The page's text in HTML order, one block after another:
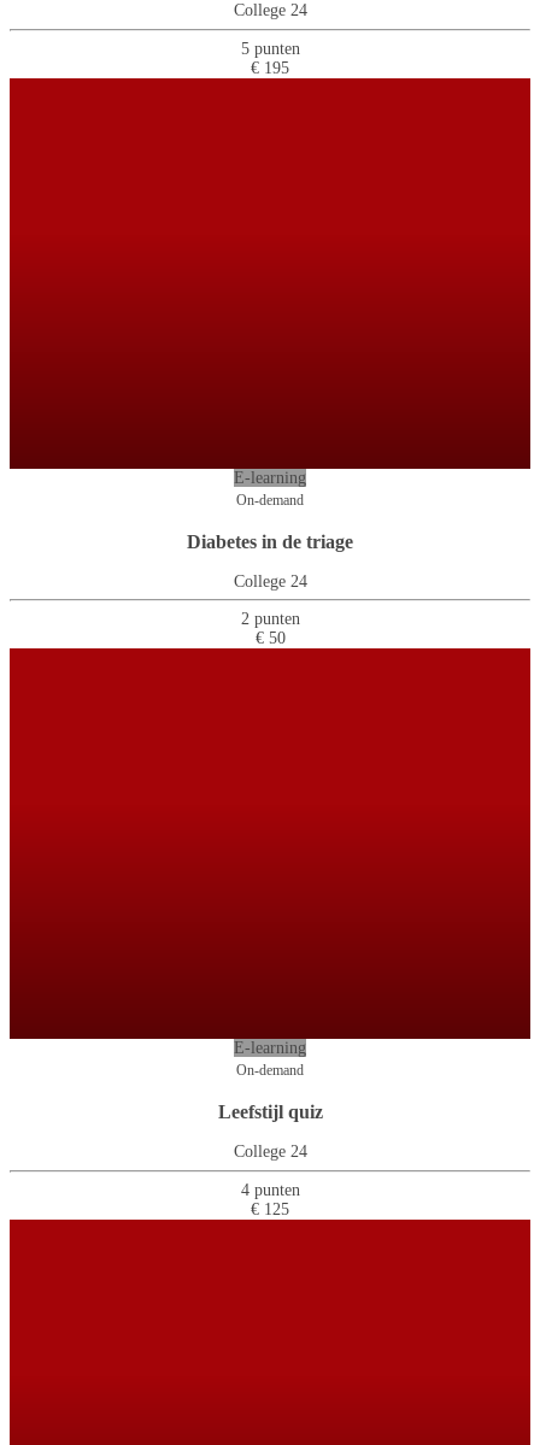
College 24
5 punten
€ 195
E-learning
On-demand
Diabetes in de triage
College 24
2 punten
€ 50
E-learning
On-demand
Leefstijl quiz
College 24
4 punten
€ 125